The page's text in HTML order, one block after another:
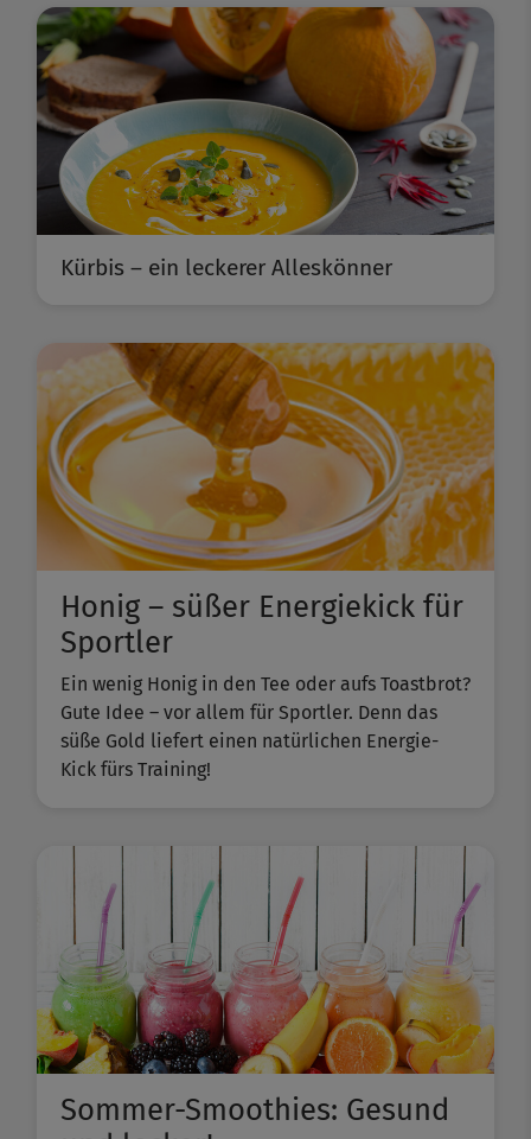
Kürbis – ein leckerer Alleskönner
Honig – süßer Energiekick für
Sportler
Ein wenig Honig in den Tee oder aufs Toastbrot?
Gute Idee – vor allem für Sportler. Denn das
süße Gold liefert einen natürlichen Energie-
Kick fürs Training!
Sommer-Smoothies: Gesund